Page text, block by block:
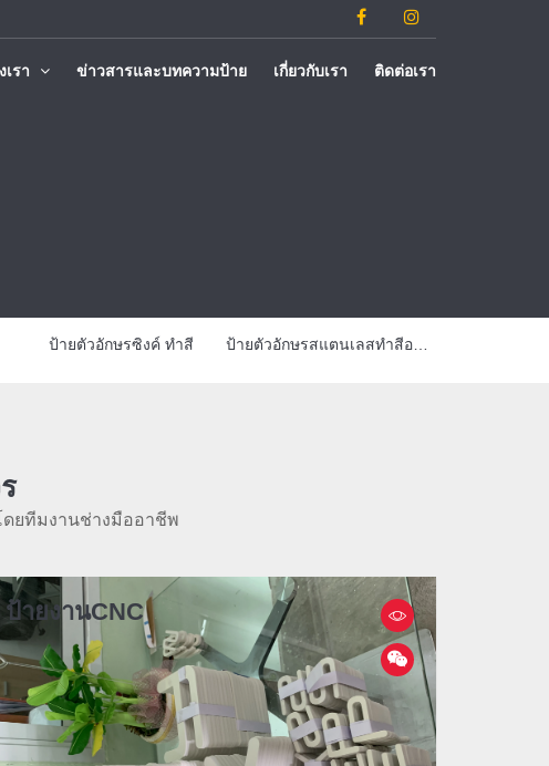
รา ข่าวสารและบทความป้าย เกี่ยวกับเรา ติดต่อเรา
งค์ ทำสี ป้ายตัวอักษรสแตนเลสทำสีออกไฟ ป้ายตัวอักษรสแตนเลสหน้าทอง
ดยทีมงานช่างมืออาชีพ
ป้ายงานCNC